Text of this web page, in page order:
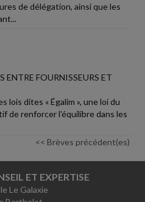
de délégation, ainsi que les
ENTRE FOURNISSEURS ET
lois dites « Égalim », une loi du
de renforcer l'équilibre dans les
<< Brèves précédent(es)
ET EXPERTISE
Le Galaxie